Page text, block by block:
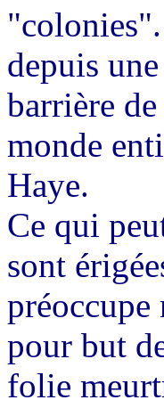
depuis
barrière
monde
Haye.
Ce qui
sont
pour but
folie